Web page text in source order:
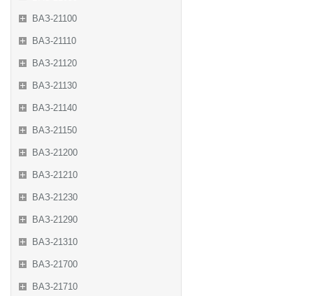
ВАЗ-21100
ВАЗ-21110
ВАЗ-21120
ВАЗ-21130
ВАЗ-21140
ВАЗ-21150
ВАЗ-21200
ВАЗ-21210
ВАЗ-21230
ВАЗ-21290
ВАЗ-21310
ВАЗ-21700
ВАЗ-21710